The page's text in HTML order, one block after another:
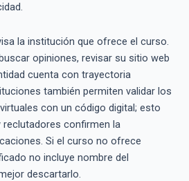
la institución que ofrece el curso.
opiniones, revisar su sitio web
cuenta con trayectoria
también permiten validar los
con un código digital; esto
confirmen la
Si el curso no ofrece
no incluye nombre del
descartarlo.